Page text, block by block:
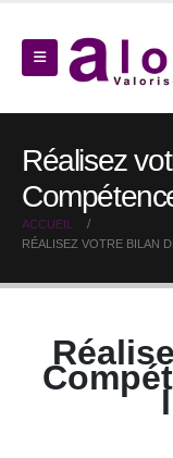
Réalisez
ACCUEIL
RÉALISEZ VOTRE BILAN